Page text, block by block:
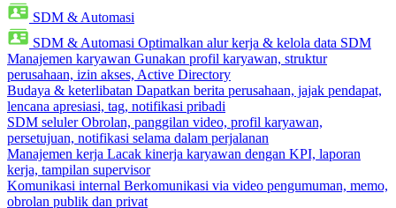
SDM & Automasi
SDM & Automasi Optimalkan alur kerja & kelola data SDM
Manajemen karyawan Gunakan profil karyawan, struktur
perusahaan, izin akses, Active Directory
Budaya & keterlibatan Dapatkan berita perusahaan, jajak pendapat,
lencana apresiasi, tag, notifikasi pribadi
SDM seluler Obrolan, panggilan video, profil karyawan,
persetujuan, notifikasi selama dalam perjalanan
Manajemen kerja Lacak kinerja karyawan dengan KPI, laporan
kerja, tampilan supervisor
Komunikasi internal Berkomunikasi via video pengumuman, memo,
obrolan publik dan privat